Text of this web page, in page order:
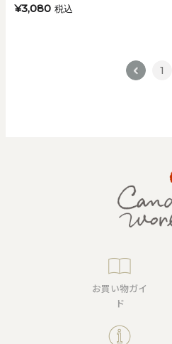
¥3,080 税込
< 1
お買い物ガイ
ド